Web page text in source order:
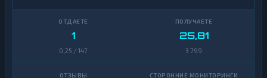
1
0,25 / 147
25,81
3 799